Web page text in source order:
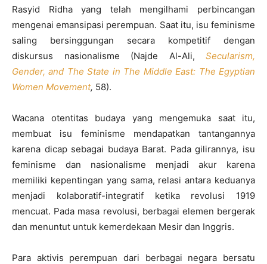
Rasyid Ridha yang telah mengilhami perbincangan
mengenai emansipasi perempuan. Saat itu, isu feminisme
saling bersinggungan secara kompetitif dengan
diskursus nasionalisme (Najde Al-Ali, Secularism,
Gender, and The State in The Middle East: The Egyptian
Women Movement, 58).
Wacana otentitas budaya yang mengemuka saat itu,
membuat isu feminisme mendapatkan tantangannya
karena dicap sebagai budaya Barat. Pada gilirannya, isu
feminisme dan nasionalisme menjadi akur karena
memiliki kepentingan yang sama, relasi antara keduanya
menjadi kolaboratif-integratif ketika revolusi 1919
mencuat. Pada masa revolusi, berbagai elemen bergerak
dan menuntut untuk kemerdekaan Mesir dan Inggris.
Para aktivis perempuan dari berbagai negara bersatu